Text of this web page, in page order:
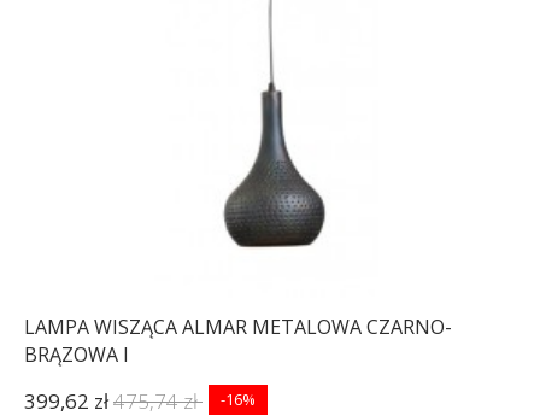
LAMPA WISZĄCA ALMAR METALOWA CZARNO-
BRĄZOWA I
399,62 zł475,74 zł -16%